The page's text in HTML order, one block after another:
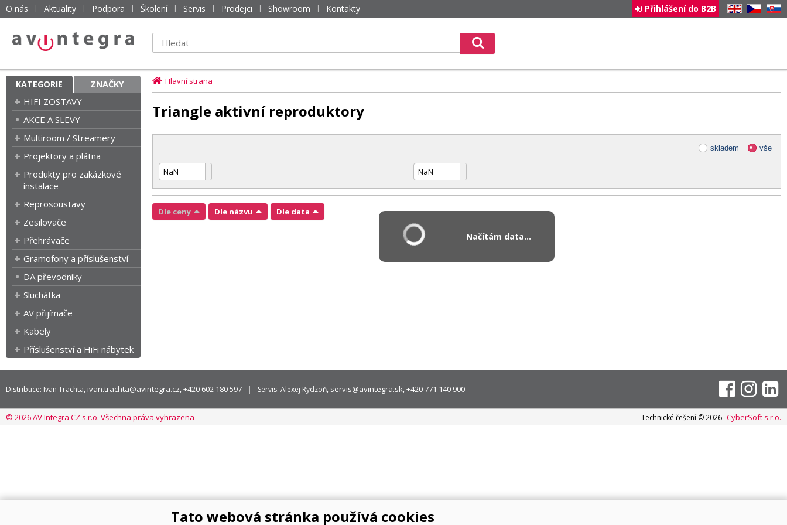
O nás Aktuality Podpora Školení Servis Prodejci Showroom Kontakty EN CZ SK
Přihlášení do B2B
KATEGORIE ZNAČKY
HIFI ZOSTAVY
AKCE A SLEVY
Multiroom / Streamery
Projektory a plátna
Produkty pro zakázkové
instalace
Reprosoustavy
Zesilovače
Přehrávače
Gramofony a příslušenství
DA převodníky
Sluchátka
AV přijímače
Kabely
Příslušenství a HiFi nábytek
Hlavní strana
Triangle aktivní reproduktory
skladem vše
Dle ceny Dle názvu Dle data
Distribuce: Ivan Trachta, ivan.trachta@avintegra.cz, +420 602 180 597 Servis: Alexej Rydzoň, servis@avintegra.sk, +420 771 140 900
© 2026 AV Integra CZ s.r.o. Všechna práva vyhrazena Technické řešení © 2026 CyberSoft s.r.o.
Tato webová stránka používá cookies
Načítám data...